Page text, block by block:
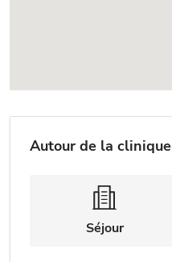
Autour de la clinique
Séjour